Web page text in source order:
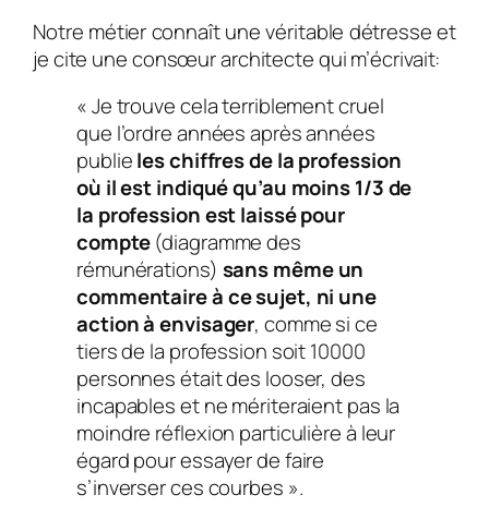
Notre métier connaît une véritable détresse et
je cite une consœur architecte qui m’écrivait:
« Je trouve cela terriblement cruel
que l’ordre années après années
publieles chiffres de la profession
où il est indiqué qu’au moins 1/3 de
la profession est laissé pour
compte(diagramme des
rémunérations) sans même un
commentaire à ce sujet, ni une
action à envisager, comme si ce
tiers de la profession soit 10000
personnes était des looser, des
incapables et ne mériteraient pas la
moindre réflexion particulière à leur
égard pour essayer de faire
s’inverser ces courbes ».